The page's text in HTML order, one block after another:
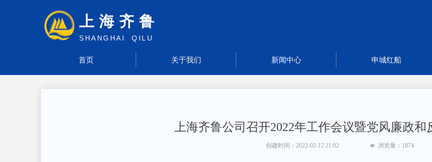
上海齐鲁
SHANGHAI QILU
首页 关于我们 新闻中心 申城红船
넶 浏览量： 1874
创建时间： 2022-02-12 21:02
上海齐鲁公司召开2022年工作会议暨党风廉政